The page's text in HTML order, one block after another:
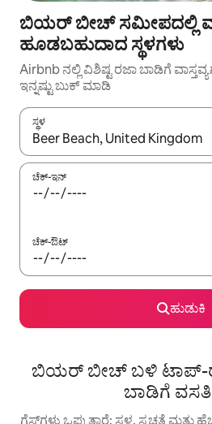
ಬಿಯರ್ ಬೀಚ್ ಸಮೀಪದಲ್ಲಿ
ಹೂಡಬಹುದಾದ ಸ್ಥಳಗಳು
Airbnb ನಲ್ಲಿ ವಿಶಿಷ್ಟ ರಜಾ ಬಾಡಿಗೆ
ಇನ್ನಷ್ಟು ಬುಕ್ ಮಾಡಿ
ಸ್ಥಳ
ಫಲಿತಾಂಶಗಳು ಲಭ್ಯವಿರುವಾಗ, ಅಪ್
ಚೆಕ್-ಇನ್
ಚೆಕ್-ಔಟ್
ಹುಡುಕಿ
ಬಿಯರ್ ಬೀಚ್ ಬಳಿ ಟಾಪ್-
ಬಾಡಿಗೆ
ಗೆಸ್ಟ್‌ಗಳು ಒಪ್ಪುತ್ತಾರೆ: ಸ್ಥಳ, ಸ್ವಚ್ಛತೆ ಮತ್ತು